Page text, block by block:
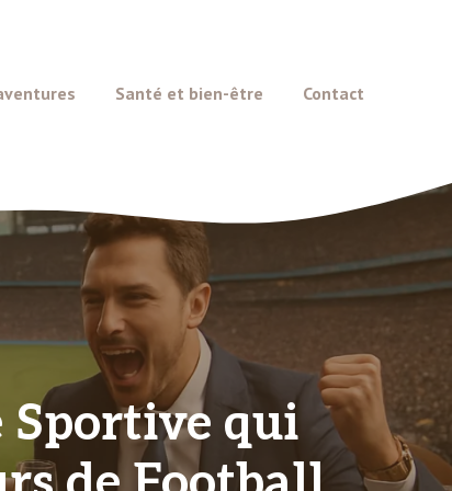
Santé et bien-être Contact
Sportive qui